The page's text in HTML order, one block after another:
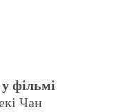
Чан